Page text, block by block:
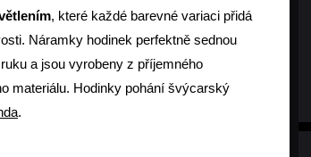
, které každé barevné variaci přidá
Náramky hodinek perfektně sednou
a jsou vyrobeny z příjemného
materiálu. Hodinky pohání švýcarský
.